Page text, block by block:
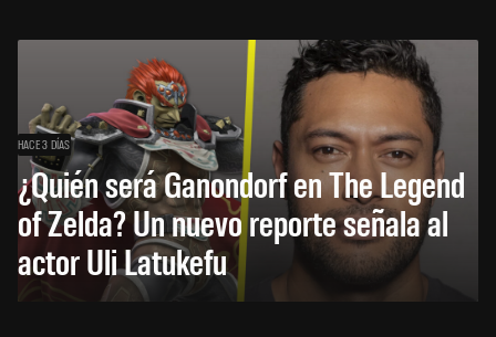
HACE 3 DÍAS
¿Quién será Ganondorf en The Legend
of Zelda? Un nuevo reporte señala al
actor Uli Latukefu